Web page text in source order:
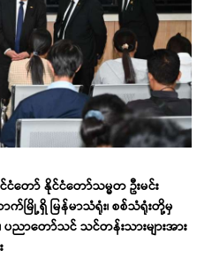
တော် နိုင်ငံတော်သမ္မတ ဦးမင်း
က်မြို့ရှိ မြန်မာသံရုံး၊ စစ်သံရုံးတို့မှ
၊ ပညာတော်သင် သင်တန်းသားများအား